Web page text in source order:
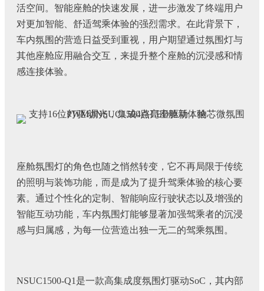
活空间。智能座舱的快速发展，进一步激发了终端用户
对更加智能、舒适驾乘体验的强烈需求。在此背景下，
车内氛围的营造日益受到重视，用户期望通过氛围灯与
其他座舱应用融合交互，来提升整个座舱的沉浸感和情
感连接体验。
座舱氛围灯的角色也随之悄然转变，它不再局限于传统
的照明与装饰功能，而是成为了提升驾乘体验的核心要
素。通过个性化的定制、智能响应行驶状态以及增强的
智能互动功能，车内氛围灯能够显著加强驾乘者的沉浸
感与归属感，为每一位营造出独一无二的驾乘氛围。
NSUC1500-Q1是一款高集成度氛围灯驱动SoC，其内部